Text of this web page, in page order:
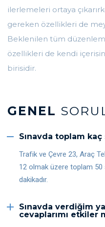
ilerlemeleri ortaya
gereken özellikleri de
Beklenilen tüm
özellikleri de kendi
birisidir.
GENEL
Sınavda toplam
Trafik ve Çevre 23, Araç
12 olmak üzere toplam 50
dakikadır.
Sınavda verdiğim
cevaplarımı etkiler